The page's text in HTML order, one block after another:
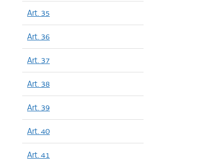
Art. 35
Art. 36
Art. 37
Art. 38
Art. 39
Art. 40
Art. 41